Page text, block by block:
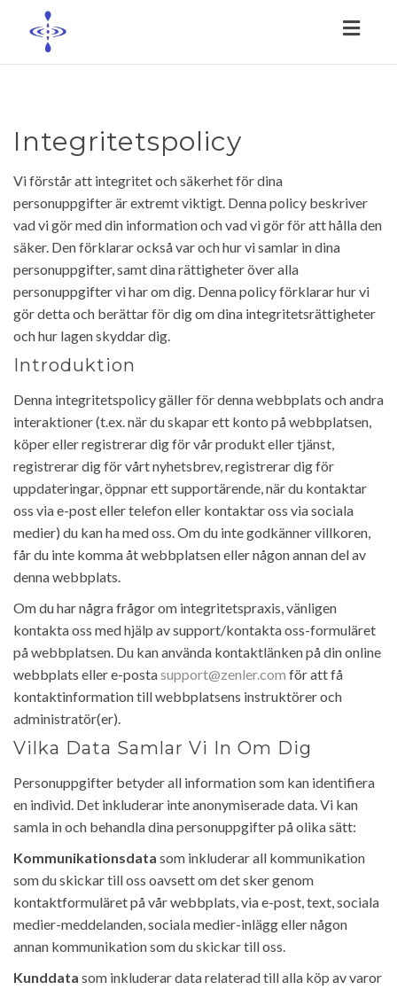
Integritetspolicy
Vi förstår att integritet och säkerhet för dina
personuppgifter är extremt viktigt. Denna policy beskriver
vad vi gör med din information och vad vi gör för att hålla den
säker. Den förklarar också var och hur vi samlar in dina
personuppgifter, samt dina rättigheter över alla
personuppgifter vi har om dig. Denna policy förklarar hur vi
gör detta och berättar för dig om dina integritetsrättigheter
och hur lagen skyddar dig.
Introduktion
Denna integritetspolicy gäller för denna webbplats och andra
interaktioner (t.ex. när du skapar ett konto på webbplatsen,
köper eller registrerar dig för vår produkt eller tjänst,
registrerar dig för vårt nyhetsbrev, registrerar dig för
uppdateringar, öppnar ett supportärende, när du kontaktar
oss via e-post eller telefon eller kontaktar oss via sociala
medier) du kan ha med oss. Om du inte godkänner villkoren,
får du inte komma åt webbplatsen eller någon annan del av
denna webbplats.
Om du har några frågor om integritetspraxis, vänligen
kontakta oss med hjälp av support/kontakta oss-formuläret
på webbplatsen. Du kan använda kontaktlänken på din online
webbplats eller e-postasupport@zenler.com för att få
kontaktinformation till webbplatsens instruktörer och
administratör(er).
Vilka Data Samlar Vi In Om Dig
Personuppgifter betyder all information som kan identifiera
en individ. Det inkluderar inte anonymiserade data. Vi kan
samla in och behandla dina personuppgifter på olika sätt:
Kommunikationsdata som inkluderar all kommunikation
som du skickar till oss oavsett om det sker genom
kontaktformuläret på vår webbplats, via e-post, text, sociala
medier-meddelanden, sociala medier-inlägg eller någon
annan kommunikation som du skickar till oss.
Kunddata som inkluderar data relaterad till alla köp av varor